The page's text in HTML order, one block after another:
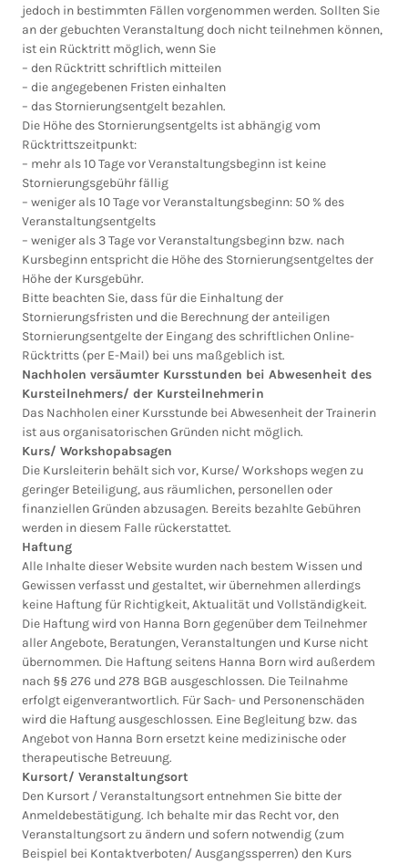
jedoch in bestimmten Fällen vorgenommen werden. Sollten Sie
an der gebuchten Veranstaltung doch nicht teilnehmen können,
ist ein Rücktritt möglich, wenn Sie
– den Rücktritt schriftlich mitteilen
– die angegebenen Fristen einhalten
– das Stornierungsentgelt bezahlen.
Die Höhe des Stornierungsentgelts ist abhängig vom
Rücktrittszeitpunkt:
– mehr als 10 Tage vor Veranstaltungsbeginn ist keine
Stornierungsgebühr fällig
– weniger als 10 Tage vor Veranstaltungsbeginn: 50 % des
Veranstaltungsentgelts
– weniger als 3 Tage vor Veranstaltungsbeginn bzw. nach
Kursbeginn entspricht die Höhe des Stornierungsentgeltes der
Höhe der Kursgebühr.
Bitte beachten Sie, dass für die Einhaltung der
Stornierungsfristen und die Berechnung der anteiligen
Stornierungsentgelte der Eingang des schriftlichen Online-
Rücktritts (per E-Mail) bei uns maßgeblich ist.
Nachholen versäumter Kursstunden bei Abwesenheit des
Kursteilnehmers/ der Kursteilnehmerin
Das Nachholen einer Kursstunde bei Abwesenheit der Trainerin
ist aus organisatorischen Gründen nicht möglich.
Kurs/ Workshopabsagen
Die Kursleiterin behält sich vor, Kurse/ Workshops wegen zu
geringer Beteiligung, aus räumlichen, personellen oder
finanziellen Gründen abzusagen. Bereits bezahlte Gebühren
werden in diesem Falle rückerstattet.
Haftung
Alle Inhalte dieser Website wurden nach bestem Wissen und
Gewissen verfasst und gestaltet, wir übernehmen allerdings
keine Haftung für Richtigkeit, Aktualität und Vollständigkeit.
Die Haftung wird von Hanna Born gegenüber dem Teilnehmer
aller Angebote, Beratungen, Veranstaltungen und Kurse nicht
übernommen. Die Haftung seitens Hanna Born wird außerdem
nach §§ 276 und 278 BGB ausgeschlossen. Die Teilnahme
erfolgt eigenverantwortlich. Für Sach- und Personenschäden
wird die Haftung ausgeschlossen. Eine Begleitung bzw. das
Angebot von Hanna Born ersetzt keine medizinische oder
therapeutische Betreuung.
Kursort/ Veranstaltungsort
Den Kursort / Veranstaltungsort entnehmen Sie bitte der
Anmeldebestätigung. Ich behalte mir das Recht vor, den
Veranstaltungsort zu ändern und sofern notwendig (zum
Beispiel bei Kontaktverboten/ Ausgangssperren) den Kurs